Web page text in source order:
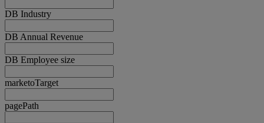
DB Industry
DB Annual Revenue
DB Employee size
marketoTarget
pagePath